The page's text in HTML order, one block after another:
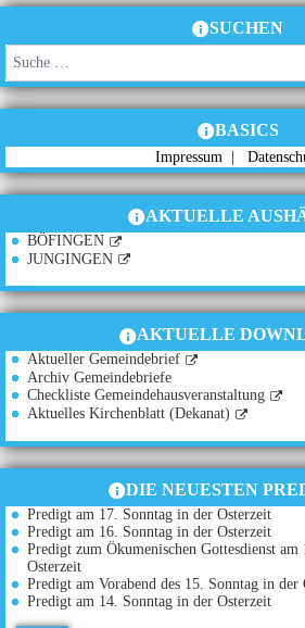
SUCHEN
Suchen
BASICS
Impressum
AKTUELLE
BÖFINGEN
JUNGINGEN
AKTUELLE
Aktueller Gemeindebrief
Archiv Gemeindebriefe
Checkliste Gemeindehausveranstaltung
Aktuelles Kirchenblatt (Dekanat)
DIE NEUESTEN
Predigt am 17. Sonntag in der Osterzeit
Predigt am 16. Sonntag in der Osterzeit
Predigt zum Ökumenischen Gottesdienst
Osterzeit
Predigt am Vorabend des 15. Sonntag in der
Predigt am 14. Sonntag in der Osterzeit